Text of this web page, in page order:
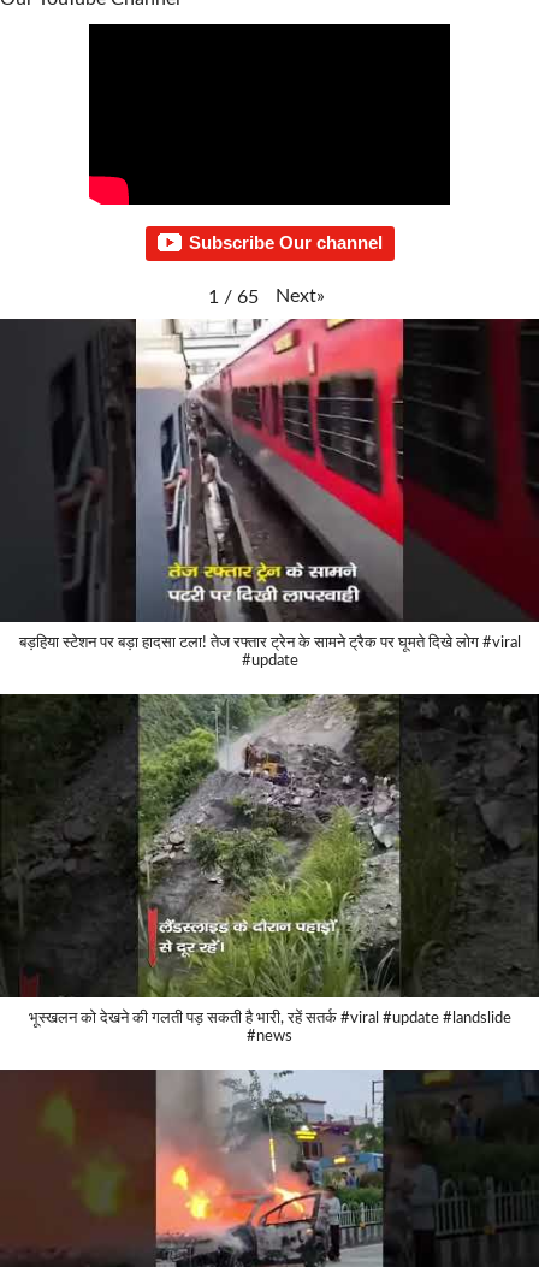
Subscribe Our channel
1 / 65 Next»
बड़हिया स्टेशन पर बड़ा हादसा टला! तेज रफ्तार ट्रेन के सामने ट्रैक पर घूमते दिखे लोग #viral
#update
भूस्खलन को देखने की गलती पड़ सकती है भारी, रहें सतर्क #viral #update #landslide
#news